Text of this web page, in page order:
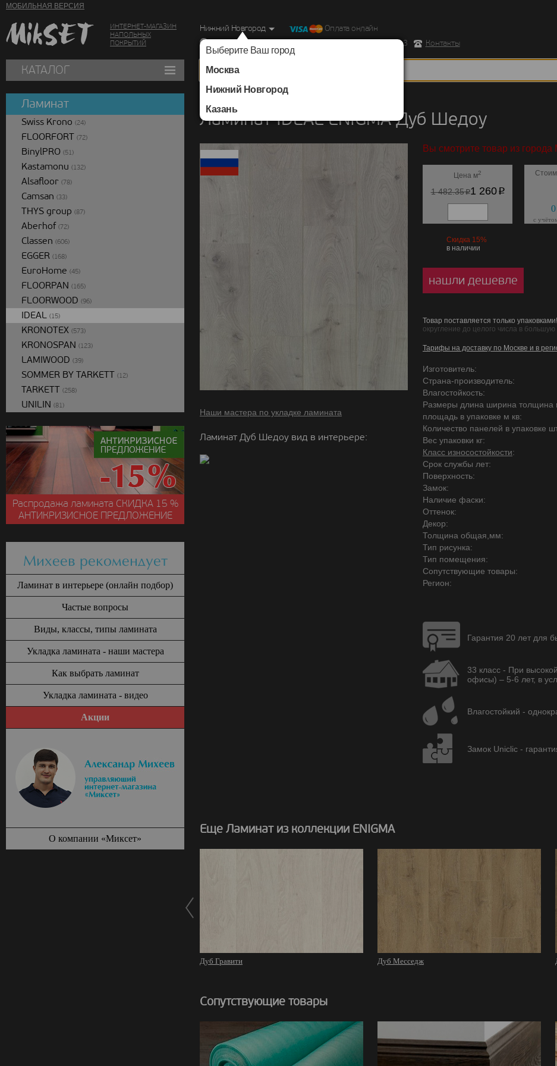
МОБИЛЬНАЯ ВЕРСИЯ
ИНТЕРНЕТ-МАГАЗИН
НАПОЛЬНЫХ
ПОКРЫТИЙ
Нижний Новгород
Выберите Ваш город
Москва
Нижний Новгород
Казань
Оплата онлайн
г. Нижний Новгород, Ул. Республиканская д.43 корпус 3
Контакты
КАТАЛОГ
Ламинат IDEAL ENIGMA Дуб Шедоу
Наши мастера по укладке ламината
Ламинат Дуб Шедоу вид в интерьере:
Вы смотрите товар из города
Цена м2
1 482.35p1 260p
0
с
Скидка 15%
в наличии
нашли дешевле
Товар поставляется только упаковками!
округление до целого числа в большую
Тарифы на доставку по Москве и в
Изготовитель:
Страна-производитель:
Влагостойкость:
Размеры длина ширина толщина
площадь в упаковке м кв:
Количество панелей в упаковке
Вес упаковки кг:
Класс износостойкости:
Срок службы лет:
Поверхность:
Замок:
Наличие фаски:
Оттенок:
Декор:
Толщина общая,мм:
Тип рисунка:
Тип помещения:
Сопутствующие товары:
Регион:
Гарантия 20 лет для
33 класс - При
офисы) – 5-6 лет, в
Влагостойкий -
Замок Uniclic -
Еще Ламинат из коллекции ENIGMA
Дуб Гравити Дуб Месседж
Сопутствующие товары
Ламинат
Swiss Krono (24)
FLOORFORT (72)
BinylPRO (51)
Kastamonu (132)
Alsafloor (78)
Camsan (33)
THYS group (87)
Aberhof (72)
Classen (606)
EGGER (168)
EuroHome (45)
FLOORPAN (165)
FLOORWOOD (96)
IDEAL (15)
KRONOTEX (573)
KRONOSPAN (123)
LAMIWOOD (39)
SOMMER BY TARKETT (12)
TARKETT (258)
UNILIN (81)
Распродажа ламината СКИДКА15 %
АНТИКРИЗИСНОЕ ПРЕДЛОЖЕНИЕ
Михеев рекомендует
Ламинат в интерьере (онлайн подбор)
Частые вопросы
Виды, классы, типы ламината
Укладка ламината - наши мастера
Как выбрать ламинат
Укладка ламината - видео
Акции
О компании «Миксет»